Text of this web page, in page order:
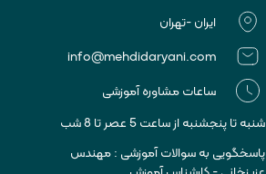
ایران -تهران
info@mehdidaryani.com
ساعات مشاوره آموزشی
شنبه تا پنجشنبه از ساعت 5 عصر تا 8 شب
پاسخگویی به سوالات آموزشی : مهندس